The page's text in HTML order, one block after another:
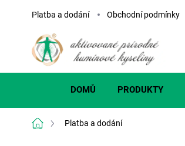
Platba a dodání Obchodní podmínky
DOMŮ PRODUKTY
Domů Platba a dodání